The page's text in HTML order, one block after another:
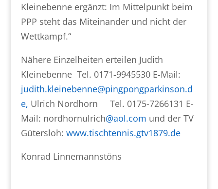
Kleinebenne ergänzt: Im Mittelpunkt beim
PPP steht das Miteinander und nicht der
Wettkampf.“
Nähere Einzelheiten erteilen Judith
Kleinebenne Tel. 0171-9945530 E-Mail:
judith.kleinebenne@pingpongparkinson.d
e, Ulrich Nordhorn Tel. 0175-7266131 E-
Mail: nordhornulrich@aol.com und der TV
Gütersloh: www.tischtennis.gtv1879.de
Konrad Linnemannstöns